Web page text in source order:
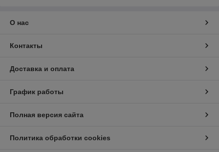
О нас
Контакты
Доставка и оплата
График работы
Полная версия сайта
Политика обработки cookies